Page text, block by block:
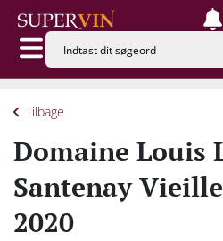
Tilbage
Domaine Louis
Santenay
2020